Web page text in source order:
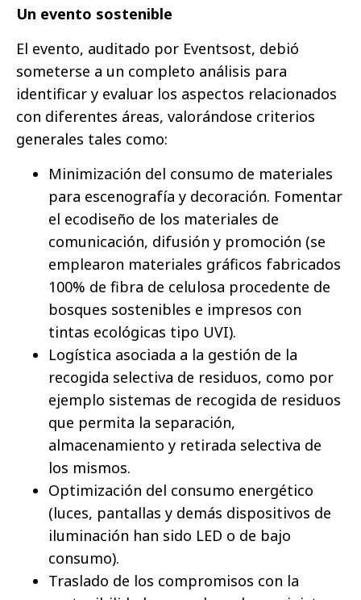
Un evento sostenible
El evento, auditado por Eventsost, debió
someterse a un completo análisis para
identificar y evaluar los aspectos relacionados
con diferentes áreas, valorándose criterios
generales tales como:
Minimización del consumo de materiales
para escenografía y decoración. Fomentar
el ecodiseño de los materiales de
comunicación, difusión y promoción (se
emplearon materiales gráficos fabricados
100% de fibra de celulosa procedente de
bosques sostenibles e impresos con
tintas ecológicas tipo UVI).
Logística asociada a la gestión de la
recogida selectiva de residuos, como por
ejemplo sistemas de recogida de residuos
que permita la separación,
almacenamiento y retirada selectiva de
los mismos.
Optimización del consumo energético
(luces, pantallas y demás dispositivos de
iluminación han sido LED o de bajo
consumo).
Traslado de los compromisos con la